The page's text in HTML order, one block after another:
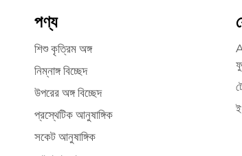
পণ্য
শিশু কৃত্রিম অঙ্গ
নিম্নাঙ্গ বিচ্ছেদ
উপরের অঙ্গ বিচ্ছেদ
প্রস্থেটিক আনুষাঙ্গিক
সকেট আনুষাঙ্গিক